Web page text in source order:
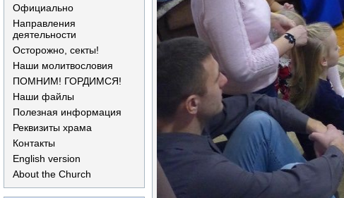
Официально
Направления
деятельности
Осторожно, секты!
Наши молитвословия
ПОМНИМ! ГОРДИМСЯ!
Наши файлы
Полезная информация
Реквизиты храма
Контакты
English version
About the Church